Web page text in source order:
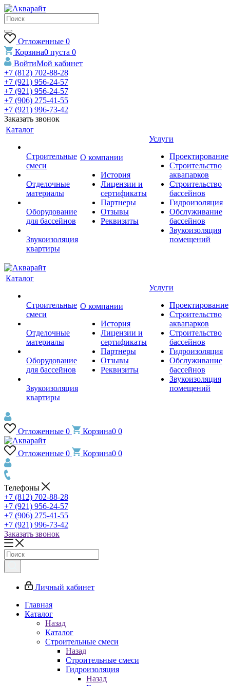
Отложенные 0
Корзина0 пуста 0
ВойтиМой кабинет
+7 (812) 702-88-28
+7 (921) 956-24-57
+7 (921) 956-24-57
+7 (906) 275-41-55
+7 (921) 996-73-42
Заказать звонок
Каталог
Строительные
смеси
Отделочные
материалы
Оборудование
для бассейнов
Звукоизоляция
квартиры
О компании
История
Лицензии и
сертификаты
Партнеры
Отзывы
Реквизиты
Услуги
Проектирование
Строительство
аквапарков
Строительство
бассейнов
Гидроизоляция
Обслуживание
бассейнов
Звукоизоляция
помещений
Каталог
Строительные
смеси
Отделочные
материалы
Оборудование
для бассейнов
Звукоизоляция
квартиры
О компании
История
Лицензии и
сертификаты
Партнеры
Отзывы
Реквизиты
Услуги
Проектирование
Строительство
аквапарков
Строительство
бассейнов
Гидроизоляция
Обслуживание
бассейнов
Звукоизоляция
помещений
Отложенные 0 Корзина0 0
Отложенные 0 Корзина0 0
Телефоны
+7 (812) 702-88-28
+7 (921) 956-24-57
+7 (906) 275-41-55
+7 (921) 996-73-42
Заказать звонок
Личный кабинет
Главная
Каталог
Назад
Каталог
Строительные смеси
Назад
Строительные смеси
Гидроизоляция
Назад